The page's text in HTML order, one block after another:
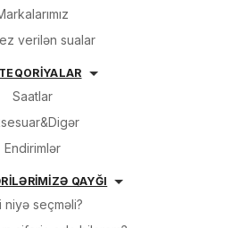
verilən sualar
Saatlar
Endirimlər
QAYĞI
niyə seçməli?